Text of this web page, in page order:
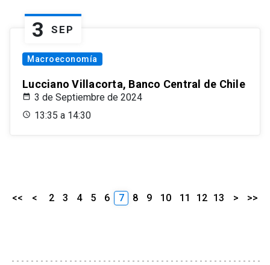
3 SEP
Macroeconomía
Lucciano Villacorta, Banco Central de Chile
3 de Septiembre de 2024
13:35 a 14:30
<< < 2 3 4 5 6 7 8 9 10 11 12 13 > >>